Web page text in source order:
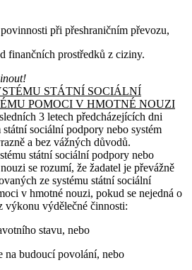
při přeshraničním převozu,
finančních prostředků z ciziny.
STÁTNÍ SOCIÁLNÍ
POMOCI V HMOTNÉ NOUZI
3 letech předcházejících dni
státní sociální podpory nebo systém
a bez vážných důvodů.
státní sociální podpory nebo
se rozumí, že žadatel je převážně
ze systému státní sociální
v hmotné nouzi, pokud se nejedná o
výkonu výdělečné činnosti:
stavu, nebo
na budoucí povolání, nebo